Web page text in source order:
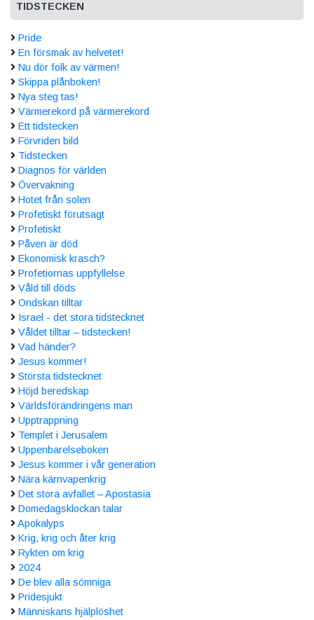
TIDSTECKEN
Pride
En försmak av helvetet!
Nu dör folk av värmen!
Skippa plånboken!
Nya steg tas!
Värmerekord på värmerekord
Ett tidstecken
Förvriden bild
Tidstecken
Diagnos för världen
Övervakning
Hotet från solen
Profetiskt förutsagt
Profetiskt
Påven är död
Ekonomisk krasch?
Profetiornas uppfyllelse
Våld till döds
Ondskan tilltar
Israel - det stora tidstecknet
Våldet tilltar – tidstecken!
Vad händer?
Jesus kommer!
Största tidstecknet
Höjd beredskap
Världsförändringens man
Upptrappning
Templet i Jerusalem
Uppenbarelseboken
Jesus kommer i vår generation
Nära kärnvapenkrig
Det stora avfallet – Apostasia
Domedagsklockan talar
Apokalyps
Krig, krig och åter krig
Rykten om krig
2024
De blev alla sömniga
Pridesjukt
Människans hjälplöshet